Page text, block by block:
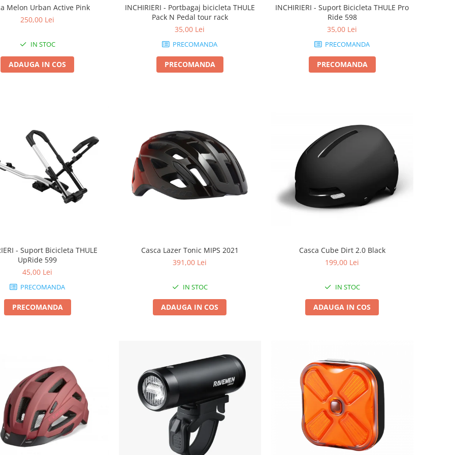
Melon Urban Active Pink
250,00 Lei
IN STOC
ADAUGA IN COS
INCHIRIERI - Portbagaj bicicleta THULE
Pack N Pedal tour rack
35,00 Lei
PRECOMANDA
PRECOMANDA
INCHIRIERI - Suport Bicicleta THULE Pro
Ride 598
35,00 Lei
PRECOMANDA
PRECOMANDA
- Suport Bicicleta THULE
UpRide 599
45,00 Lei
PRECOMANDA
PRECOMANDA
Casca Lazer Tonic MIPS 2021
391,00 Lei
IN STOC
ADAUGA IN COS
Casca Cube Dirt 2.0 Black
199,00 Lei
IN STOC
ADAUGA IN COS